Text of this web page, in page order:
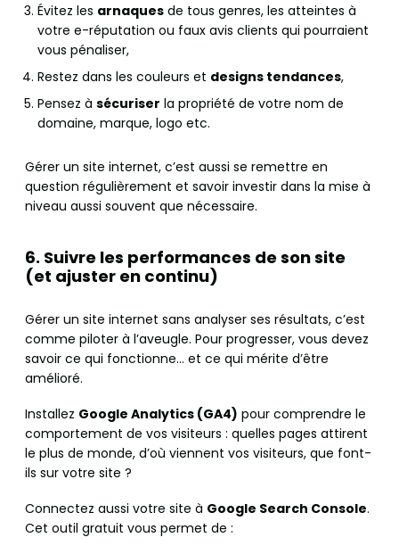
Évitez les arnaques de tous genres, les atteintes à
votre e-réputation ou faux avis clients qui pourraient
vous pénaliser,
Restez dans les couleurs et designs tendances,
Pensez à sécuriser la propriété de votre nom de
domaine, marque, logo etc.
Gérer un site internet, c’est aussi se remettre en
question régulièrement et savoir investir dans la mise à
niveau aussi souvent que nécessaire.
6. Suivre les performances de son site
(et ajuster en continu)
Gérer un site internet sans analyser ses résultats, c’est
comme piloter à l’aveugle. Pour progresser, vous devez
savoir ce qui fonctionne… et ce qui mérite d’être
amélioré.
Installez Google Analytics (GA4) pour comprendre le
comportement de vos visiteurs : quelles pages attirent
le plus de monde, d’où viennent vos visiteurs, que font-
ils sur votre site ?
Connectez aussi votre site à Google Search Console.
Cet outil gratuit vous permet de :